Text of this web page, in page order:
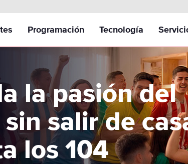
Programación
Comparar canales por paquete
Inglés Para Todos
Contenido de Inglés Para Todos
Canales de Fútbol
Canales para Niños
Tecnología
DVR Inteligente Hopper
Hopper Plus™
Control Remoto de Voz
DISH Anywhere®
la pasión del
salir de
los 104